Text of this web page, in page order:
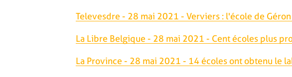
Televesdre - 28 mai 2021 - Verviers : l'école de
La Libre Belgique - 28 mai 2021 - Cent écoles plus
La Province - 28 mai 2021 - 14 écoles ont obtenu le